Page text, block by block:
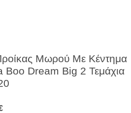
Μωρού Με Κέντημα
Boo Dream Big 2 Τεμάχια
Τιμή